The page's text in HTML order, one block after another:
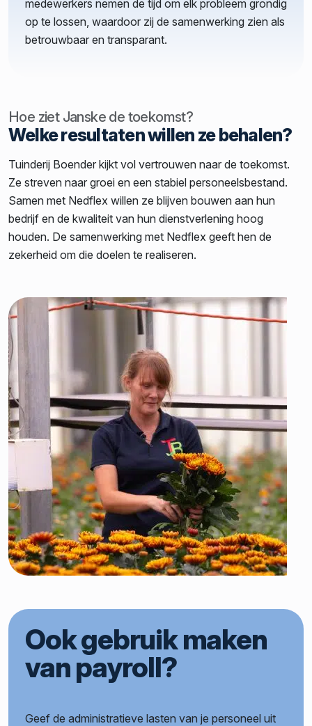
medewerkers nemen de tijd om elk probleem grondig
op te lossen, waardoor zij de samenwerking zien als
betrouwbaar en transparant.
Hoe ziet Janske de toekomst?
Welke resultaten willen ze behalen?
Tuinderij Boender kijkt vol vertrouwen naar de toekomst.
Ze streven naar groei en een stabiel personeelsbestand.
Samen met Nedflex willen ze blijven bouwen aan hun
bedrijf en de kwaliteit van hun dienstverlening hoog
houden. De samenwerking met Nedflex geeft hen de
zekerheid om die doelen te realiseren.
Ook gebruik maken
van payroll?
Geef de administratieve lasten van je personeel uit